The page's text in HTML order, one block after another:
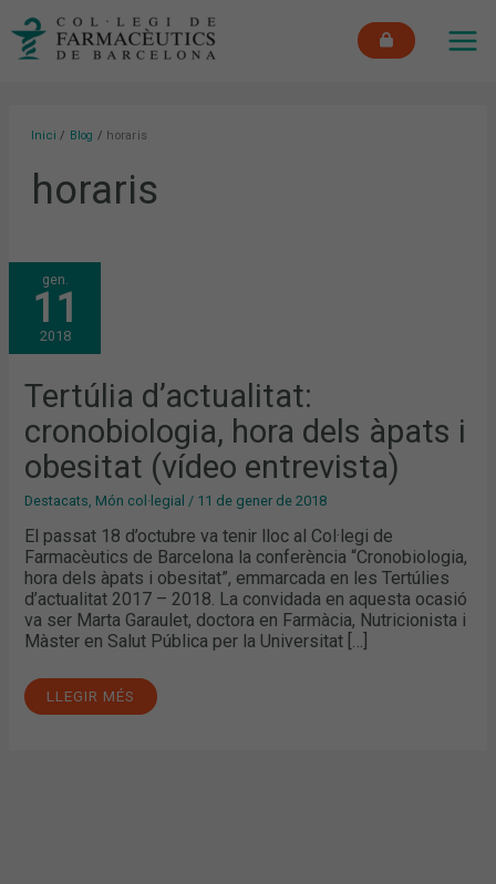
Inici Blog horaris
horaris
gen.
11
2018
Tertúlia d’actualitat:
cronobiologia, hora dels àpats i
obesitat (vídeo entrevista)
Destacats Món col·legial / 11 de gener de 2018
El passat 18 d’octubre va tenir lloc al Col·legi de
Farmacèutics de Barcelona la conferència “Cronobiologia,
hora dels àpats i obesitat”, emmarcada en les Tertúlies
d’actualitat 2017 – 2018. La convidada en aquesta ocasió
va ser Marta Garaulet, doctora en Farmàcia, Nutricionista i
Màster en Salut Pública per la Universitat […]
TERTÚLIA
D’ACTUALITAT:
CRONOBIOLOGIA,
DELS
ÀPATS
I
(VÍDEO
ENTREVISTA)
LLEGIR MÉS